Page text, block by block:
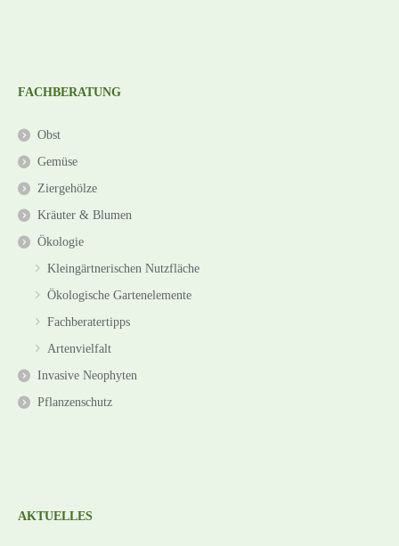
FACHBERATUNG
Obst
Gemüse
Ziergehölze
Kräuter & Blumen
Ökologie
Kleingärtnerischen Nutzfläche
Ökologische Gartenelemente
Fachberatertipps
Artenvielfalt
Invasive Neophyten
Pflanzenschutz
AKTUELLES